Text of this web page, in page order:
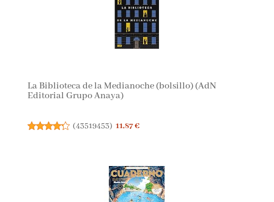
La Biblioteca de la Medianoche (bolsillo) (AdN
Editorial Grupo Anaya)
(43519453) 11,87 €